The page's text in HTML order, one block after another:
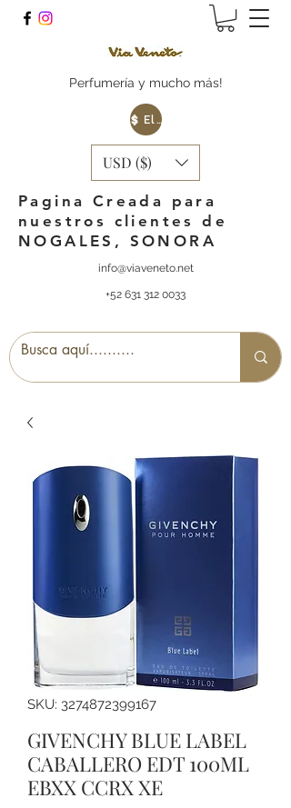
Perfumería y mucho más!
Elige tu Moneda
USD ($)
Pagina Creada para
nuestros clientes de
NOGALES, SONORA
info@viaveneto.net
+52 631 312 0033
SKU: 3274872399167
GIVENCHY BLUE LABEL
CABALLERO EDT 100ML
EBXX CCRX XE